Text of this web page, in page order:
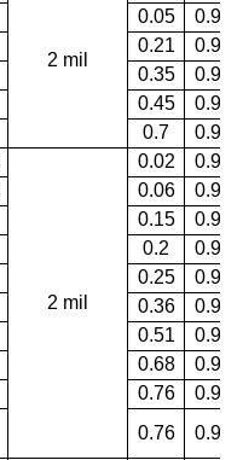
2 mil
0.05
0.99
0.21
0.99
0.35
0.99
0.45
0.99
0.7 0.99
2 mil
0.02
0.93
0.06
0.95
0.15
0.97
0.2
0.95
0.25
0.96
0.36
0.94
0.51
0.96
0.68
0.95
0.76 0.94
0.76 0.94